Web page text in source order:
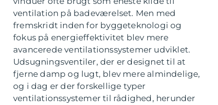
ventilation på badeværelset. Men med
fremskridt inden for byggeteknologi og
fokus på energieffektivitet blev mere
avancerede ventilationssystemer udviklet.
Udsugningsventiler, der er designet til at
fjerne damp og lugt, blev mere almindelige,
og i dag er der forskellige typer
ventilationssystemer til rådighed, herunder